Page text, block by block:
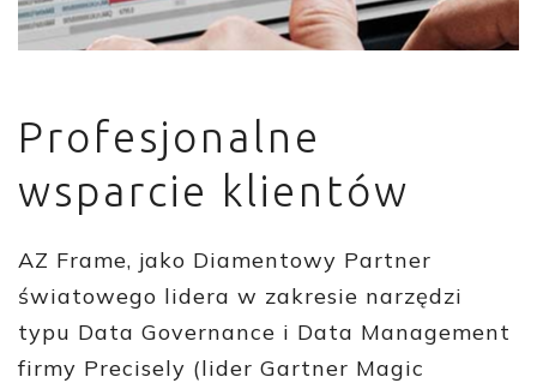
Profesjonalne
wsparcie klientów
AZ Frame, jako Diamentowy Partner
światowego lidera w zakresie narzędzi
typu Data Governance i Data Management
firmy Precisely (lider Gartner Magic